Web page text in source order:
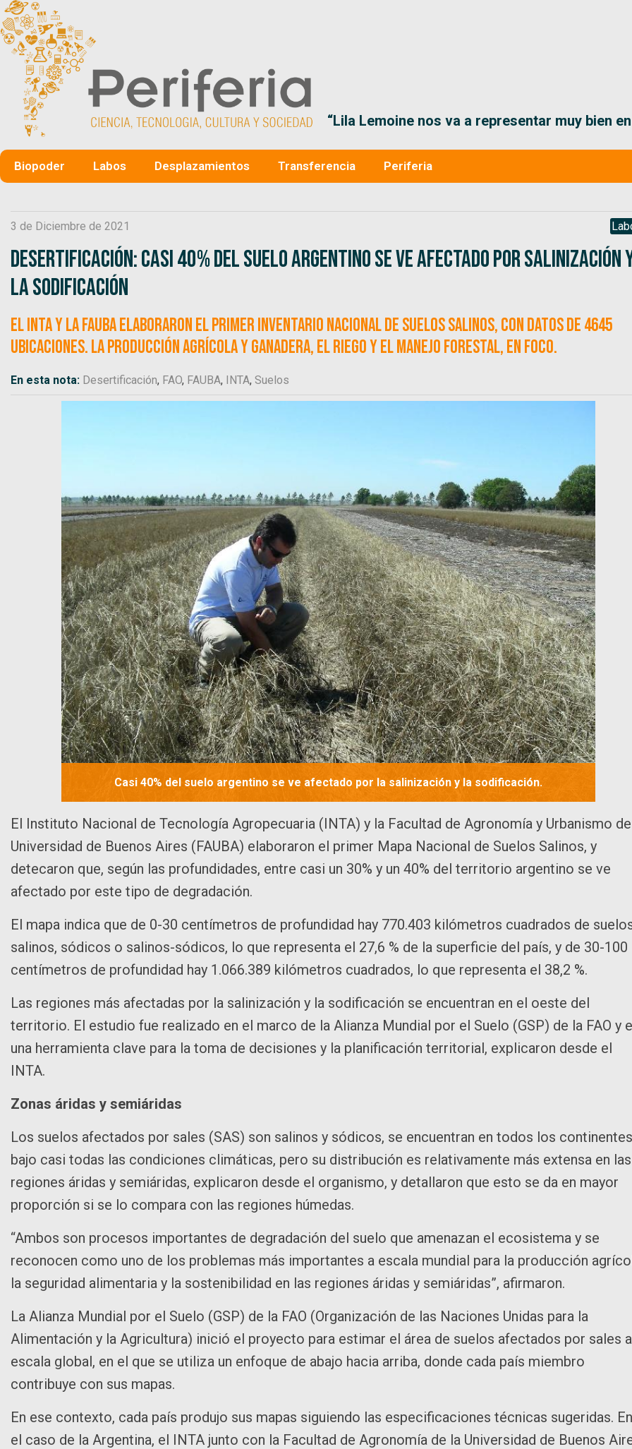
“Lila Lemoine nos va a representar muy bien
Biopoder Labos Desplazamientos Transferencia Periferia
3 de Diciembre de 2021
Desertificación: Casi 40% del suelo argentino se ve afectado por salinización
la sodificación
El INTA y la FAUBA elaboraron el primer inventario nacional de suelos salinos, con datos de 4645
ubicaciones. La producción agrícola y ganadera, el riego y el manejo forestal, en foco.
En esta nota: Desertificación, FAO, FAUBA, INTA, Suelos
Casi 40% del suelo argentino se ve afectado por la salinización y la sodificación.
El Instituto Nacional de Tecnología Agropecuaria (INTA) y la Facultad de Agronomía y Urbanismo
Universidad de Buenos Aires (FAUBA) elaboraron el primer Mapa Nacional de Suelos Salinos, y
detecaron que, según las profundidades, entre casi un 30% y un 40% del territorio argentino se ve
afectado por este tipo de degradación.
El mapa indica que de 0-30 centímetros de profundidad hay 770.403 kilómetros cuadrados de
salinos, sódicos o salinos-sódicos, lo que representa el 27,6 % de la superficie del país, y de 30-100
centímetros de profundidad hay 1.066.389 kilómetros cuadrados, lo que representa el 38,2 %.
Las regiones más afectadas por la salinización y la sodificación se encuentran en el oeste del
territorio. El estudio fue realizado en el marco de la Alianza Mundial por el Suelo (GSP) de la FAO y
una herramienta clave para la toma de decisiones y la planificación territorial, explicaron desde el
INTA.
Zonas áridas y semiáridas
Los suelos afectados por sales (SAS) son salinos y sódicos, se encuentran en todos los
bajo casi todas las condiciones climáticas, pero su distribución es relativamente más extensa en las
regiones áridas y semiáridas, explicaron desde el organismo, y detallaron que esto se da en mayor
proporción si se lo compara con las regiones húmedas.
“Ambos son procesos importantes de degradación del suelo que amenazan el ecosistema y se
reconocen como uno de los problemas más importantes a escala mundial para la producción
la seguridad alimentaria y la sostenibilidad en las regiones áridas y semiáridas”, afirmaron.
La Alianza Mundial por el Suelo (GSP) de la FAO (Organización de las Naciones Unidas para la
Alimentación y la Agricultura) inició el proyecto para estimar el área de suelos afectados por sales a
escala global, en el que se utiliza un enfoque de abajo hacia arriba, donde cada país miembro
contribuye con sus mapas.
En ese contexto, cada país produjo sus mapas siguiendo las especificaciones técnicas sugeridas. En
el caso de la Argentina, el INTA junto con la Facultad de Agronomía de la Universidad de Buenos